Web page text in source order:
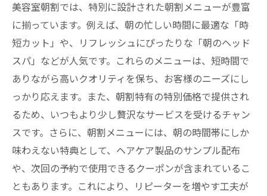
美容室朝割では、特別に設計された朝割メニューが豊富
に揃っています。例えば、朝の忙しい時間に最適な「時
短カット」や、リフレッシュにぴったりな「朝のヘッド
スパ」などが人気です。これらのメニューは、短時間で
ありながら高いクオリティを保ち、お客様のニーズにし
っかり応えます。また、朝割特有の特別価格で提供され
るため、いつもより少し贅沢なサービスを受けるチャン
スです。さらに、朝割メニューには、朝の時間帯にしか
味わえない特典として、ヘアケア製品のサンプル配布
や、次回の予約で使用できるクーポンが含まれているこ
ともあります。これにより、リピーターを増やす工夫が